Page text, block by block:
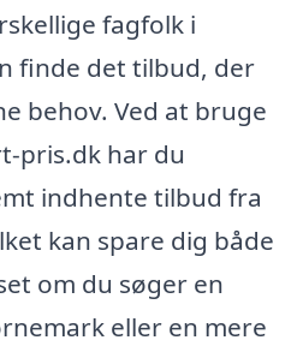
fagfolk i
finde det tilbud, der
behov. Ved at bruge
pris.dk har du
indhente tilbud fra
kan spare dig både
om du søger en
eller en mere